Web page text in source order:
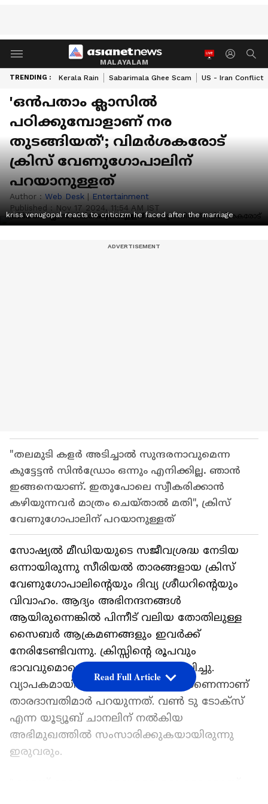
MALAYALAM
TRENDING : Kerala Rain Sabarimala Ghee Scam US - Iran Conflict
'ഒന്‍പതാം ക്ലാസില്‍
പഠിക്കുമ്പോളാണ് നര
തുടങ്ങിയത്'; വിമര്‍ശകരോട്
ക്രിസ് വേണുഗോപാലിന്
പറയാനുള്ളത്
Author : Web Desk | Entertainment
Published : Nov 17 2024, 11:54 AM IST
kriss venugopal reacts to criticizm he faced after the marriage
"തലമുടി കളര്‍ അടിച്ചാല്‍ സുന്ദരനാവുമെന്ന
കുട്ടേട്ടന്‍ സിന്‍ഡ്രോം ഒന്നും എനിക്കില്ല. ഞാന്‍
ഇങ്ങനെയാണ്. ഇതുപോലെ സ്വീകരിക്കാന്‍
കഴിയുന്നവര്‍ മാത്രം ചെയ്താല്‍ മതി", ക്രിസ്
വേണുഗോപാലിന് പറയാനുള്ളത്
സോഷ്യല്‍ മീഡിയയുടെ സജീവശ്രദ്ധ നേടിയ
ഒന്നായിരുന്നു സീരിയല്‍ താരങ്ങളായ ക്രിസ്
വേണുഗോപാലിന്‍റെയും ദിവ്യ ശ്രീധറിന്‍റെയും
വിവാഹം. ആദ്യം അഭിനന്ദനങ്ങള്‍
ആയിരുന്നെങ്കില്‍ പിന്നീട് വലിയ തോതിലുള്ള
സൈബര്‍ ആക്രമണങ്ങളും ഇവര്‍ക്ക്
നേരിടേണ്ടിവന്നു. ക്രിസ്സിന്റെ രൂപവും
ഭാവവുമൊക്കെ പലരെയും ചൊടിപ്പിച്ചു.
വ്യാപകമായി ആക്രമിക്കപ്പെടുകയാണെന്നാണ്
താരദാമ്പതിമാര്‍ പറയുന്നത്. വൺ ടു ടോക്സ്
എന്ന യൂട്യൂബ് ചാനലിന് നൽകിയ
അഭിമുഖത്തിൽ സംസാരിക്കുകയായിരുന്നു
ഇരുവരും.
Read Full Article